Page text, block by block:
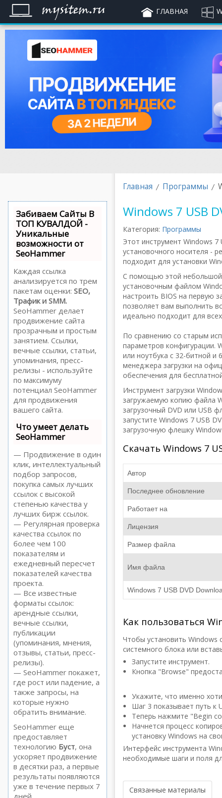
ГЛАВНАЯ
Главная Программы
Windows 7 USB
Категория: Программы
Этот инструмент Windows
установочного носителя -
подходит для установки
С помощью этой небольшой
установочным файлом
настроить BIOS на первую
позволяет вам выполнить
идеально подходит для
По сравнению со старым
параметров конфигурации.
или ноутбука с 32-битной и
менеджера загрузки на
обеспечения для
Инструмент загрузки
загружаемую копию файла
загрузочный DVD или USB
запустите Windows 7 USB
загрузочную флешку
Скачать Windows 7
Автор
Последнее обновление
Работает на
Лицензия
Размер файла
Имя файла
Windows 7 USB DVD
Как пользоваться
Чтобы установить Windows
системного блока или
Запустите инструмент.
Кнопка "Browse"
Укажите, что именно
Шаг 3 показывает путь к
Теперь нажмите "Begin
Начнется процесс
установку Windows на
Интерфейс инструмента
необходимые шаги и поля
Связанные материалы
Забиваем Сайты В
ТОП КУВАЛДОЙ -
Уникальные
возможности от
SeoHammer
Каждая ссылка
анализируется по трем
пакетам оценки: SEO,
Трафик и SMM.
SeoHammer делает
продвижение сайта
прозрачным и простым
занятием. Ссылки,
вечные ссылки, статьи,
упоминания, пресс-
релизы - используйте
по максимуму
потенциал SeoHammer
для продвижения
вашего сайта.
Что умеет делать
SeoHammer
— Продвижение в один
клик, интеллектуальный
подбор запросов,
покупка самых лучших
ссылок с высокой
степенью качества у
лучших бирж ссылок.
— Регулярная проверка
качества ссылок по
более чем 100
показателям и
ежедневный пересчет
показателей качества
проекта.
— Все известные
форматы ссылок:
арендные ссылки,
вечные ссылки,
публикации
(упоминания, мнения,
отзывы, статьи, пресс-
релизы).
— SeoHammer покажет,
где рост или падение, а
также запросы, на
которые нужно
обратить внимание.
SeoHammer еще
предоставляет
технологию Буст, она
ускоряет продвижение
в десятки раз, а первые
результаты появляются
уже в течение первых 7
дней.